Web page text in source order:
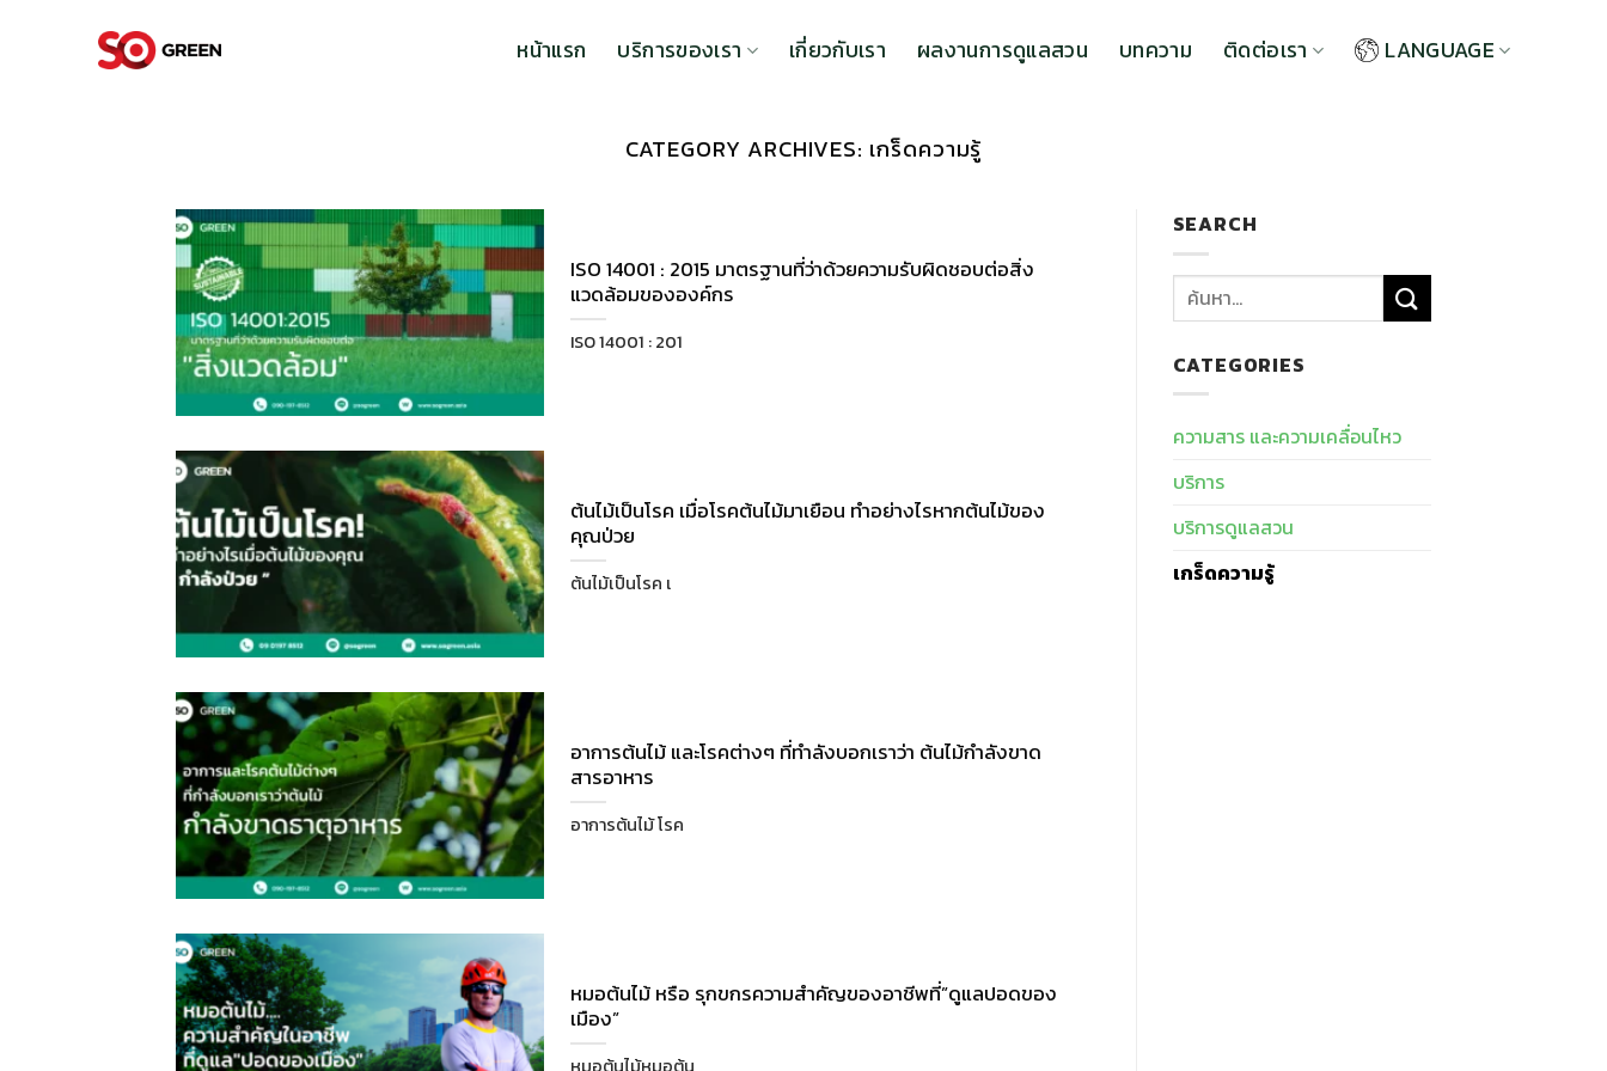
หน้าแรก บริการของเรา เกี่ยวกับเรา ผลงานการดูแลสวน บทความ ติดต่อเรา LANGUAGE
CATEGORY ARCHIVES: เกร็ดความรู้
ISO 14001 : 2015 มาตรฐานที่ว่าด้วยความรับผิดชอบต่อสิ่ง
แวดล้อมขององค์กร
ISO 14001 : 201
ต้นไม้เป็นโรค เมื่อโรคต้นไม้มาเยือน ทำอย่างไรหากต้นไม้ของ
คุณป่วย
ต้นไม้เป็นโรค เ
อาการต้นไม้ และโรคต่างๆ ที่ทำลังบอกเราว่า ต้นไม้กำลังขาด
สารอาหาร
อาการต้นไม้ โรค
หมอต้นไม้ หรือ รุกขกรความสำคัญของอาชีพที่”ดูแลปอดของ
เมือง”
SEARCH
CATEGORIES
ความสาร และความเคลื่อนไหว
บริการ
บริการดูแลสวน
เกร็ดความรู้